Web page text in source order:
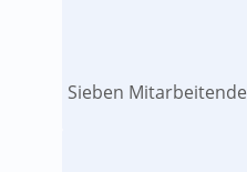
Sieben